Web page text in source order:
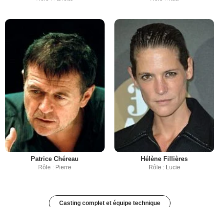
Patrice Chéreau
Rôle : Pierre
Hélène Fillières
Rôle : Lucie
Casting complet et équipe technique